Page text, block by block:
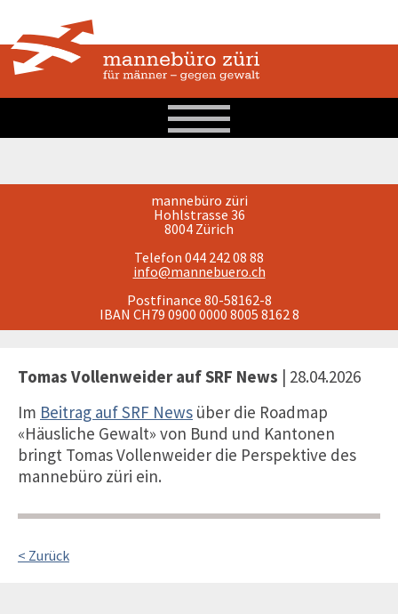
mannebüro züri
Hohlstrasse 36
8004 Zürich
Telefon 044 242 08 88
info@mannebuero.ch
Postfinance 80-58162-8
IBAN CH79 0900 0000 8005 8162 8
Tomas Vollenweider auf SRF News | 28.04.2026
Im Beitrag auf SRF News über die Roadmap
«Häusliche Gewalt» von Bund und Kantonen
bringt Tomas Vollenweider die Perspektive des
mannebüro züri ein.
< Zurück